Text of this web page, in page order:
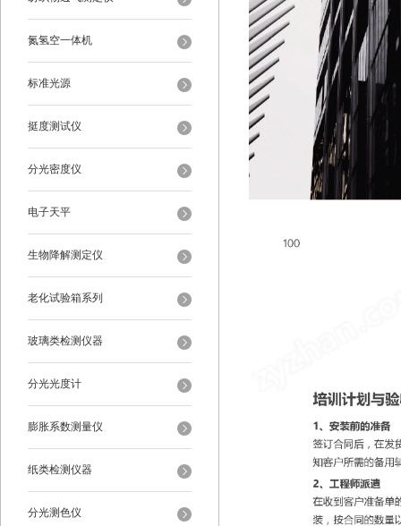
氮氢空一体机
标准光源
挺度测试仪
分光密度仪
电子天平
生物降解测定仪
老化试验箱系列
玻璃类检测仪器
分光光度计
膨胀系数测量仪
纸类检测仪器
分光测色仪